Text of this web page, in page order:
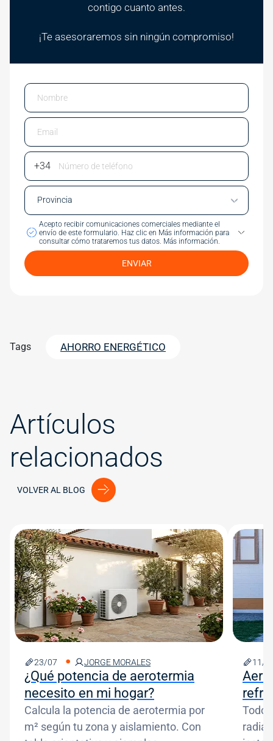
contigo cuanto antes.
¡Te asesoraremos sin ningún compromiso!
Email
Phone Number
Acepto recibir comunicaciones comerciales mediante el
envío de este formulario. Haz clic en Más información para
consultar cómo trataremos tus datos. Más información.
ENVIAR
Tags AHORRO ENERGÉTICO
Artículos
relacionados
VOLVER AL BLOG
Image
23/07 JORGE MORALES
¿Qué potencia de aerotermia
necesito en mi hogar?
Calcula la potencia de aerotermia por
m² según tu zona y aislamiento. Con
Image
11/
Todo